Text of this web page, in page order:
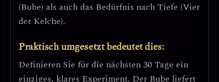
(Bube) als auch das Bedürfnis nach Tiefe (Vier
der Kelche).
Praktisch umgesetzt bedeutet dies:
Definieren Sie für die nächsten 30 Tage ein
einziges, klares Experiment. Der Bube liefert